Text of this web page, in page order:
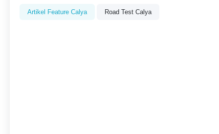
Artikel Feature Calya Road Test Calya